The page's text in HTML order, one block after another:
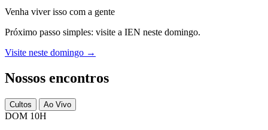
Venha viver isso com a gente
Próximo passo simples: visite a IEN neste domingo.
Visite neste domingo →
Nossos encontros
Cultos Ao Vivo
DOM 10H